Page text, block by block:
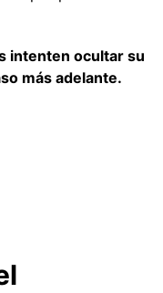
intenten ocultar su
más adelante.